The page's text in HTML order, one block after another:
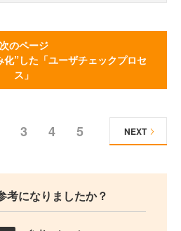
次のページ
化”した「ユーザチェックプロセ
ス」
3 4 5 NEXT
考になりましたか？